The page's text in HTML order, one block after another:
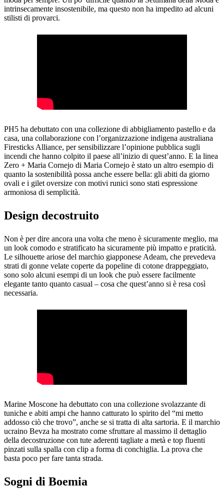
intrinsecamente insostenibile, ma questo non ha impedito ad alcuni
stilisti di provarci.
PH5 ha debuttato con una collezione di abbigliamento pastello e da
casa, una collaborazione con l’organizzazione indigena australiana
Firesticks Alliance, per sensibilizzare l’opinione pubblica sugli
incendi che hanno colpito il paese all’inizio di quest’anno. E la linea
Zero + Maria Cornejo di Maria Cornejo è stato un altro esempio di
quanto la sostenibilità possa anche essere bella: gli abiti da giorno
ovali e i gilet oversize con motivi runici sono stati espressione
armoniosa di semplicità.
Design decostruito
Non è per dire ancora una volta che meno è sicuramente meglio, ma
un look comodo e stratificato ha sicuramente più impatto e praticità.
Le silhouette ariose del marchio giapponese Adeam, che prevedeva
strati di gonne velate coperte da popeline di cotone drappeggiato,
sono solo alcuni esempi di un look che può essere facilmente
elegante tanto quanto casual – cosa che quest’anno si è resa così
necessaria.
Marine Moscone ha debuttato con una collezione svolazzante di
tuniche e abiti ampi che hanno catturato lo spirito del “mi metto
addosso ciò che trovo”, anche se si tratta di alta sartoria. E il marchio
ucraino Bevza ha mostrato come sfruttare al massimo il dettaglio
della decostruzione con tute aderenti tagliate a metà e top fluenti
pinzati sulla spalla con clip a forma di conchiglia. La prova che
basta poco per fare tanta strada.
Sogni di Boemia